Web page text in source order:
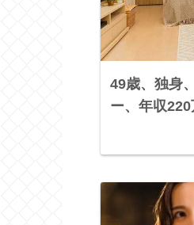
49歳、独身
ー、年収